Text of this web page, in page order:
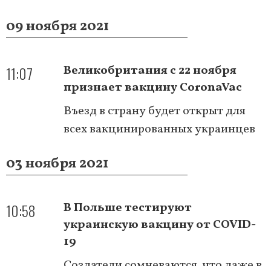
09 ноября 2021
11:07
Великобритания с 22 ноября
признает вакцину CoronaVac
Въезд в страну будет открыт для
всех вакцинированных украинцев
03 ноября 2021
10:58
В Польше тестируют
украинскую вакцину от COVID-
19